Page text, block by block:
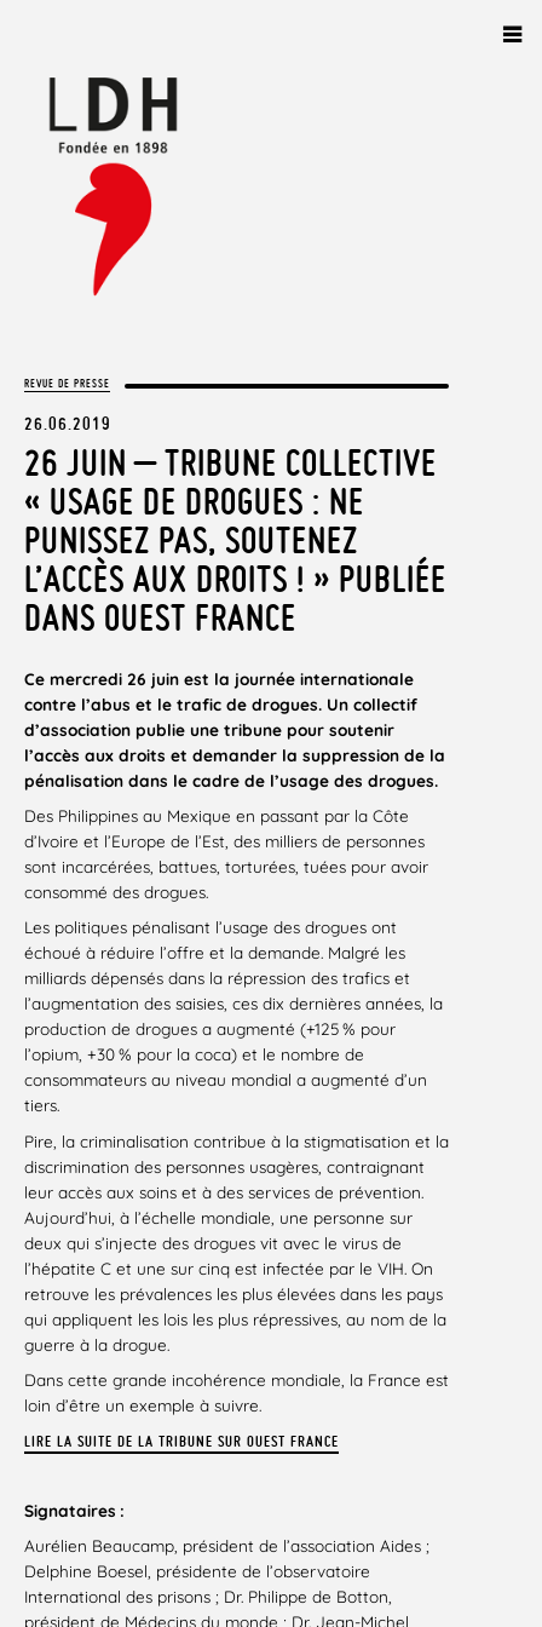
REVUE DE PRESSE
26.06.2019
26 JUIN – TRIBUNE COLLECTIVE
« USAGE DE DROGUES : NE
PUNISSEZ PAS, SOUTENEZ
L’ACCÈS AUX DROITS ! » PUBLIÉE
DANS OUEST FRANCE
Ce mercredi 26 juin est la journée internationale
contre l’abus et le trafic de drogues. Un collectif
d’association publie une tribune pour soutenir
l’accès aux droits et demander la suppression de la
pénalisation dans le cadre de l’usage des drogues.
Des Philippines au Mexique en passant par la Côte
d’Ivoire et l’Europe de l’Est, des milliers de personnes
sont incarcérées, battues, torturées, tuées pour avoir
consommé des drogues.
Les politiques pénalisant l’usage des drogues ont
échoué à réduire l’offre et la demande. Malgré les
milliards dépensés dans la répression des trafics et
l’augmentation des saisies, ces dix dernières années, la
production de drogues a augmenté (+125 % pour
l’opium, +30 % pour la coca) et le nombre de
consommateurs au niveau mondial a augmenté d’un
tiers.
Pire, la criminalisation contribue à la stigmatisation et la
discrimination des personnes usagères, contraignant
leur accès aux soins et à des services de prévention.
Aujourd’hui, à l’échelle mondiale, une personne sur
deux qui s’injecte des drogues vit avec le virus de
l’hépatite C et une sur cinq est infectée par le VIH. On
retrouve les prévalences les plus élevées dans les pays
qui appliquent les lois les plus répressives, au nom de la
guerre à la drogue.
Dans cette grande incohérence mondiale, la France est
loin d’être un exemple à suivre.
LIRE LA SUITE DE LA TRIBUNE SUR OUEST FRANCE
Signataires :
Aurélien Beaucamp, président de l’association Aides ;
Delphine Boesel, présidente de l’observatoire
International des prisons ; Dr. Philippe de Botton,
président de Médecins du monde ; Dr. Jean-Michel